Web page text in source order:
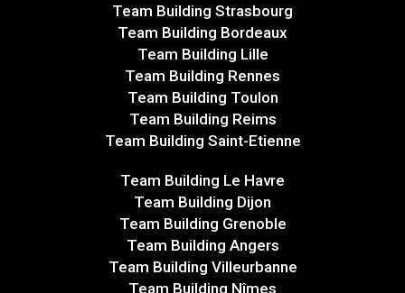
Team Building Strasbourg
Team Building Bordeaux
Team Building Lille
Team Building Rennes
Team Building Toulon
Team Building Reims
Team Building Saint-Etienne
Team Building Le Havre
Team Building Dijon
Team Building Grenoble
Team Building Angers
Team Building Villeurbanne
Team Building Nîmes